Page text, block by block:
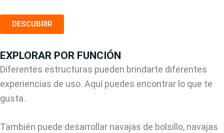
DESCUBRIR
EXPLORAR POR FUNCIÓN
Diferentes estructuras pueden brindarte diferentes
experiencias de uso. Aquí puedes encontrar lo que te
gusta.
También puede desarrollar navajas de bolsillo, navajas